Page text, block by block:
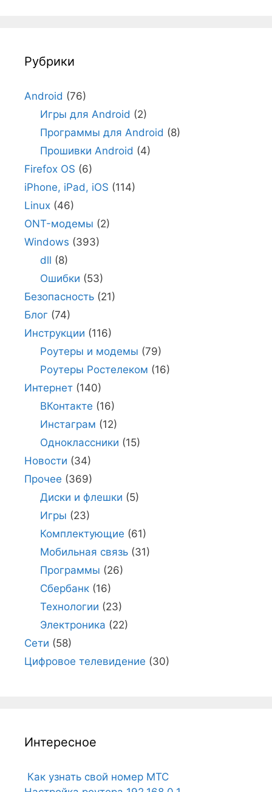
Рубрики
Android (76)
Игры для Android (2)
Программы для Android (8)
Прошивки Android (4)
Firefox OS (6)
iPhone, iPad, iOS (114)
Linux (46)
ONT-модемы (2)
Windows (393)
dll (8)
Ошибки (53)
Безопасность (21)
Блог (74)
Инструкции (116)
Роутеры и модемы (79)
Роутеры Ростелеком (16)
Интернет (140)
ВКонтакте (16)
Инстаграм (12)
Одноклассники (15)
Новости (34)
Прочее (369)
Диски и флешки (5)
Игры (23)
Комплектующие (61)
Мобильная связь(31)
Программы (26)
Сбербанк(16)
Технологии (23)
Электроника (22)
Сети (58)
Цифровое телевидение (30)
Интересное
Как узнать свой номер МТС